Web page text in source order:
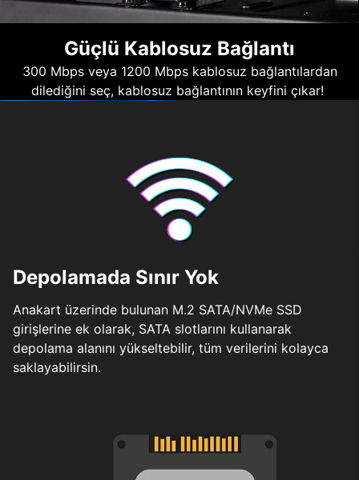
Güçlü Kablosuz Bağlantı
300 Mbps veya 1200 Mbps kablosuz bağlantılardan
dilediğini seç, kablosuz bağlantının keyfini çıkar!
Depolamada Sınır Yok
Anakart üzerinde bulunan M.2 SATA/NVMe SSD
girişlerine ek olarak, SATA slotlarını kullanarak
depolama alanını yükseltebilir, tüm verilerini kolayca
saklayabilirsin.